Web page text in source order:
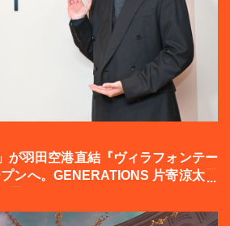
が羽田空港直結『ヴィラフォンテー
ンへ。GENERATIONS 片寄涼太登